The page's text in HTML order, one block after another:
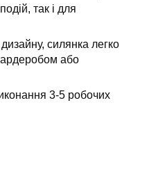
так і для
силянка легко
або
3-5 робочих